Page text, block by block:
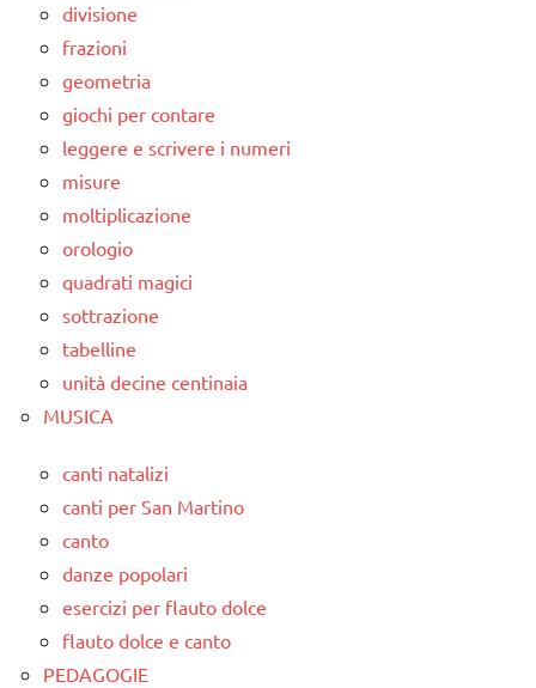
divisione
frazioni
geometria
giochi per contare
leggere e scrivere i numeri
misure
moltiplicazione
orologio
quadrati magici
sottrazione
tabelline
unità decine centinaia
MUSICA
canti natalizi
canti per San Martino
canto
danze popolari
esercizi per flauto dolce
flauto dolce e canto
PEDAGOGIE